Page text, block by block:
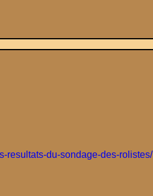
resultats-du-sondage-des-rolistes/